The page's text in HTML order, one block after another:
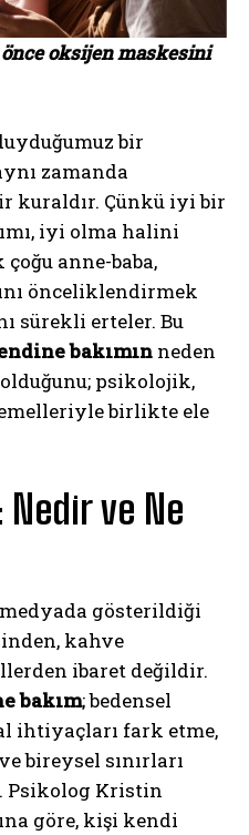
oksijen maskesini
bir
zamanda
kuraldır. Çünkü iyi bir
iyi olma halini
anne-baba,
önceliklendirmek
sürekli erteler. Bu
bakımın neden
psikolojik,
birlikte ele
Nedir ve Ne
gösterildiği
kahve
ibaret değildir.
bakım; bedensel
ihtiyaçları fark etme,
bireysel sınırları
Psikolog Kristin
göre, kişi kendi